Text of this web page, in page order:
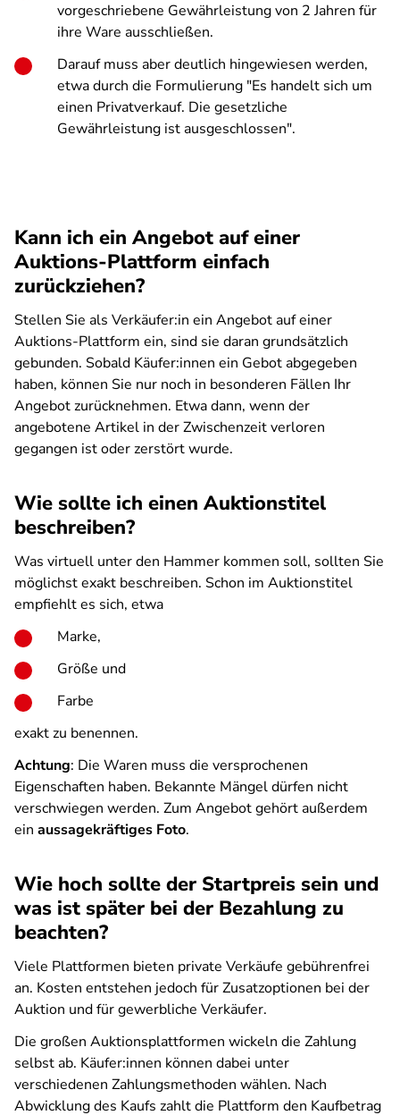
vorgeschriebene Gewährleistung von 2 Jahren für
ihre Ware ausschließen.
Darauf muss aber deutlich hingewiesen werden,
etwa durch die Formulierung "Es handelt sich um
einen Privatverkauf. Die gesetzliche
Gewährleistung ist ausgeschlossen".
Kann ich ein Angebot auf einer
Auktions-Plattform einfach
zurückziehen?
Stellen Sie als Verkäufer:in ein Angebot auf einer
Auktions-Plattform ein, sind sie daran grundsätzlich
gebunden. Sobald Käufer:innen ein Gebot abgegeben
haben, können Sie nur noch in besonderen Fällen Ihr
Angebot zurücknehmen. Etwa dann, wenn der
angebotene Artikel in der Zwischenzeit verloren
gegangen ist oder zerstört wurde.
Wie sollte ich einen Auktionstitel
beschreiben?
Was virtuell unter den Hammer kommen soll, sollten Sie
möglichst exakt beschreiben. Schon im Auktionstitel
empfiehlt es sich, etwa
Marke,
Größe und
Farbe
exakt zu benennen.
Achtung: Die Waren muss die versprochenen
Eigenschaften haben. Bekannte Mängel dürfen nicht
verschwiegen werden. Zum Angebot gehört außerdem
ein aussagekräftiges Foto.
Wie hoch sollte der Startpreis sein und
was ist später bei der Bezahlung zu
beachten?
Viele Plattformen bieten private Verkäufe gebührenfrei
an. Kosten entstehen jedoch für Zusatzoptionen bei der
Auktion und für gewerbliche Verkäufer.
Die großen Auktionsplattformen wickeln die Zahlung
selbst ab. Käufer:innen können dabei unter
verschiedenen Zahlungsmethoden wählen. Nach
Abwicklung des Kaufs zahlt die Plattform den Kaufbetrag